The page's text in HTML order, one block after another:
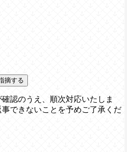
摘する
認のうえ、順次対応いたしま
できないことを予めご了承くだ